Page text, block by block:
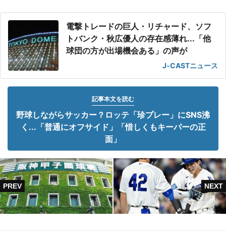
電撃トレードの巨人・リチャード、ソフ
トバンク・秋広優人の存在感薄れ...「他
球団の方が出場機会ある」の声が
J-CASTニュース
記事本文を読む
野球しながらサッカー？ロッテ「珍プレー」にSNS沸
く...「普通にオフサイド」「惜しくもキーパーの正
面」